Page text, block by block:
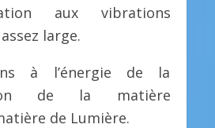
aux vibrations
large.
à l’énergie de la
de la matière
de Lumière.